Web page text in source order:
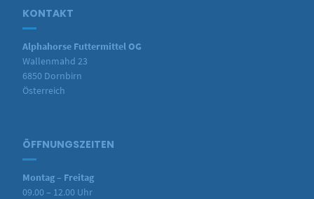
KONTAKT
Alphahorse Futtermittel OG
Wallenmahd 23
6850 Dornbirn
Österreich
ÖFFNUNGSZEITEN
Montag – Freitag
09.00 – 12.00 Uhr